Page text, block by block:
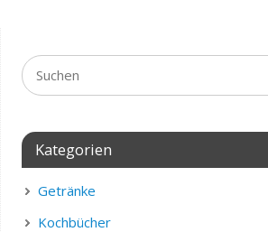
Kategorien
Getränke
Kochbücher